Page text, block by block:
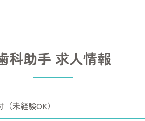
科助手 求人情報
未経験OK）